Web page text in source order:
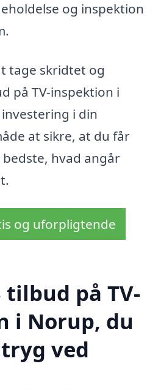
og inspektion
tage skridtet og
på TV-inspektion i
i din
at sikre, at du får
hvad angår
og uforpligtende
tilbud på TV-
i Norup, du
ved